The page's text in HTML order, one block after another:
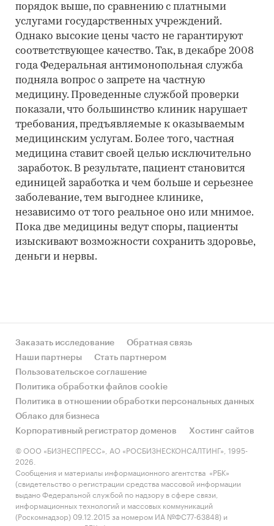
порядок выше, по сравнению с платными
услугами государственных учреждений.
Однако высокие цены часто не гарантируют
соответствующее качество. Так, в декабре 2008
года Федеральная антимонопольная служба
подняла вопрос о запрете на частную
медицину. Проведенные службой проверки
показали, что большинство клиник нарушает
требования, предъявляемые к оказываемым
медицинским услугам. Более того, частная
медицина ставит своей целью исключительно
заработок. В результате, пациент становится
единицей заработка и чем больше и серьезнее
заболевание, тем выгоднее клинике,
независимо от того реальное оно или мнимое.
Пока две медицины ведут споры, пациенты
изыскивают возможности сохранить здоровье,
деньги и нервы.
Заказать исследование
Обратная связь
Наши партнеры
Стать партнером
Пользовательское соглашение
Политика обработки файлов cookie
Политика в отношении обработки персональных данных
Облако для бизнеса
Корпоративный регистратор доменов
Хостинг сайтов
© ООО «БИЗНЕСПРЕСС», АО «РОСБИЗНЕСКОНСАЛТИНГ», 1995-
2026.
Сообщения и материалы информационного агентства «РБК»
(свидетельство о регистрации средства массовой информации
выдано Федеральной службой по надзору в сфере связи,
информационных технологий и массовых коммуникаций
(Роскомнадзор) 09.12.2015 за номером ИА №ФС77-63848) и